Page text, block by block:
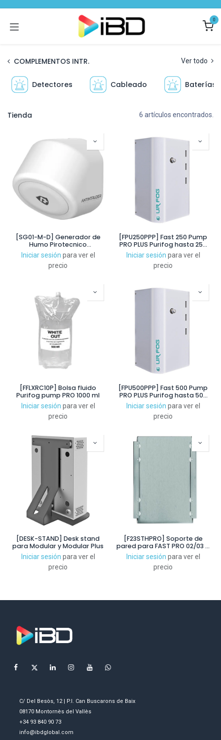
0
COMPLEMENTOS INTR. Ver todo
Detectores Cableado Baterías
Tienda 6 artículos encontrados.
[SG01-M-D] Generador de
Humo Pirotecnico
Antintruder
Iniciar sesión para ver el
precio
[FPU250PPP] Fast 250 Pump
PRO PLUS Purifog hasta 250
m3
Iniciar sesión para ver el
precio
[FFLXRC10P] Bolsa fluido
Purifog pump PRO 1000 ml
Iniciar sesión para ver el
precio
[FPU500PPP] Fast 500 Pump
PRO PLUS Purifog hasta 500
m3
Iniciar sesión para ver el
precio
[DESK-STAND] Desk stand
para Modular y Modular Plus
Iniciar sesión para ver el
precio
[F23STHPRO] Soporte de
pared para FAST PRO 02/03 –
P250/500
Iniciar sesión para ver el
precio
C/ Del Besòs, 12 | P.I. Can Buscarons de Baix
08170 Montornès del Vallès
+34 93 840 90 73
info@ibdglobal.com